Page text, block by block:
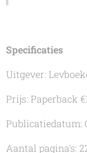
Specificaties
Uitgever:
Prijs: Paperback
Publicatiedatum:
Aantal pagina's: